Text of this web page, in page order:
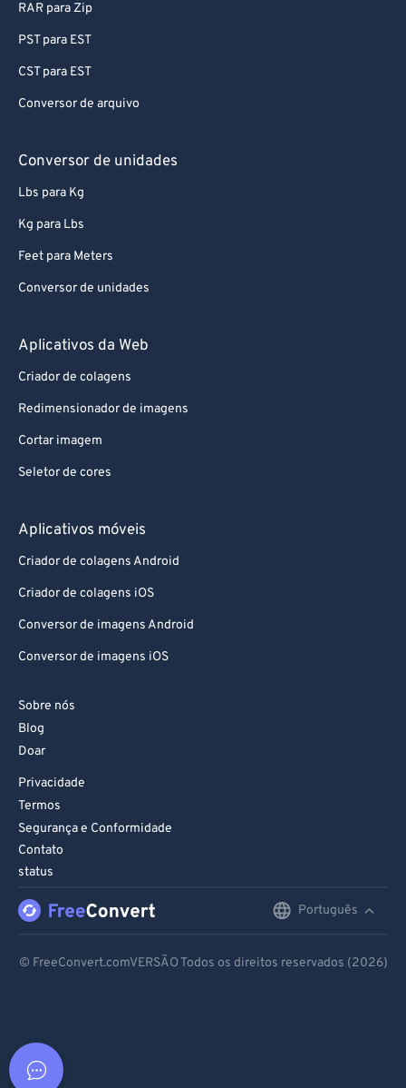
RAR para Zip
PST para EST
CST para EST
Conversor de arquivo
Conversor de unidades
Lbs para Kg
Kg para Lbs
Feet para Meters
Conversor de unidades
Aplicativos da Web
Criador de colagens
Redimensionador de imagens
Cortar imagem
Seletor de cores
Aplicativos móveis
Criador de colagens Android
Criador de colagens iOS
Conversor de imagens Android
Conversor de imagens iOS
Sobre nós
Blog
Doar
Privacidade
Termos
Segurança e Conformidade
Contato
status
Português
© FreeConvert.comVERSÃO Todos os direitos reservados (2026)